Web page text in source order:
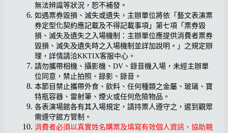
無法辨識等狀況，恕不補發。
如遇票券毀損、滅失或遺失，主辦單位將依「藝文表演票
券定型化契約應記載及不得記載事項」第七項「票券毀
損、滅失及遺失之入場機制：主辦單位應提供消費者票券
毀損、滅失及遺失時之入場機制並詳加說明。」之規定辦
理，詳情請洽KKTIX客服中心。
請勿攜帶相機、攝影機、DV、錄音機入場，未經主辦單
位同意，禁止拍照、錄影、錄音。
本節目禁止攜帶外食、飲料、任何種類之金屬、玻璃、寶
特瓶容器、雷射筆、煙火或任何危險物品。
各表演場館各有其入場規定，請持票人遵守之，遲到觀眾
需遵守館方管制。
消費者必須以真實姓名購票及填寫有效個人資訊，協助親